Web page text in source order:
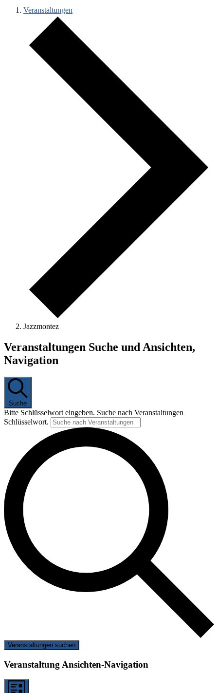
Veranstaltungen
Jazzmontez
Veranstaltungen
Veranstaltungen Suche und Ansichten,
Navigation
Suche
Bitte Schlüsselwort eingeben. Suche nach Veranstaltungen
Schlüsselwort.
Veranstaltungen suchen
Veranstaltung Ansichten-Navigation